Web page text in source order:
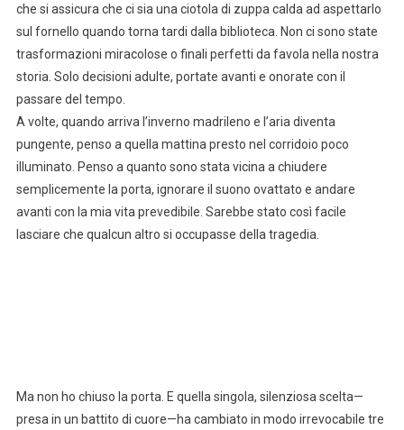
che si assicura che ci sia una ciotola di zuppa calda ad aspettarlo
sul fornello quando torna tardi dalla biblioteca. Non ci sono state
trasformazioni miracolose o finali perfetti da favola nella nostra
storia. Solo decisioni adulte, portate avanti e onorate con il
passare del tempo.
A volte, quando arriva l’inverno madrileno e l’aria diventa
pungente, penso a quella mattina presto nel corridoio poco
illuminato. Penso a quanto sono stata vicina a chiudere
semplicemente la porta, ignorare il suono ovattato e andare
avanti con la mia vita prevedibile. Sarebbe stato così facile
lasciare che qualcun altro si occupasse della tragedia.
Ma non ho chiuso la porta. E quella singola, silenziosa scelta—
presa in un battito di cuore—ha cambiato in modo irrevocabile tre